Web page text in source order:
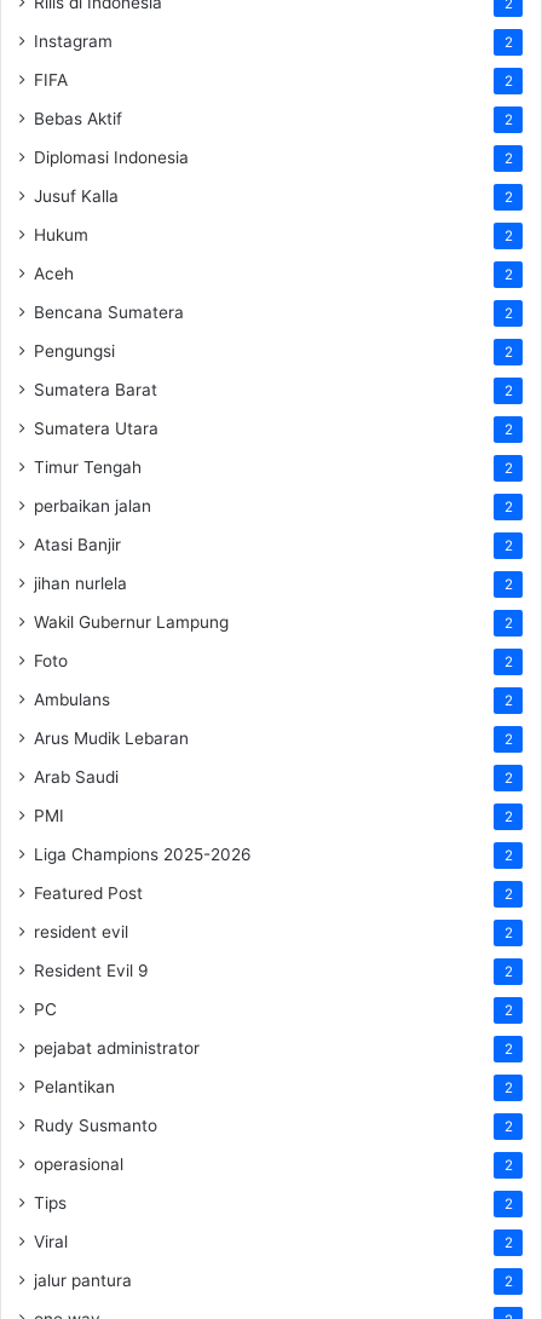
Instagram 2
FIFA 2
Bebas Aktif 2
Diplomasi Indonesia 2
Jusuf Kalla 2
Hukum 2
Aceh 2
Bencana Sumatera 2
Pengungsi 2
Sumatera Barat 2
Sumatera Utara 2
Timur Tengah 2
perbaikan jalan 2
Atasi Banjir 2
jihan nurlela 2
Wakil Gubernur Lampung 2
Foto 2
Ambulans 2
Arus Mudik Lebaran 2
Arab Saudi 2
PMI 2
Liga Champions 2025-2026 2
Featured Post 2
resident evil 2
Resident Evil 9 2
PC 2
pejabat administrator 2
Pelantikan 2
Rudy Susmanto 2
operasional 2
Tips 2
Viral 2
jalur pantura 2